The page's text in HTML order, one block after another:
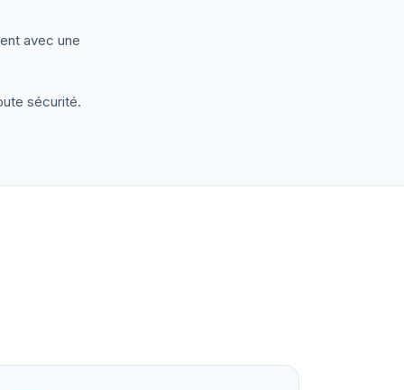
avec une
sécurité.